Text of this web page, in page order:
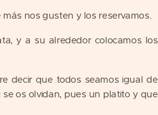
nos gusten y los reservamos.
y a su alrededor colocamos los
decir que todos seamos igual de
os olvidan, pues un platito y que